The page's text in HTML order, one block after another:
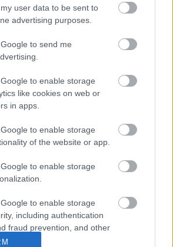
user data to be sent to
advertising purposes.
to send me
to enable storage
like cookies on web or
in apps.
to enable storage
of the website or app.
to enable storage
to enable storage
including authentication
fraud prevention, and other
példájával provokálni a
találjunk utat saját
mintáinkkal, próbáljuk
úgy, ahogy vagyunk.
(színész, drámatanár),
Péter(színész, táncterapeuta),
színész),
Stefano Perocco